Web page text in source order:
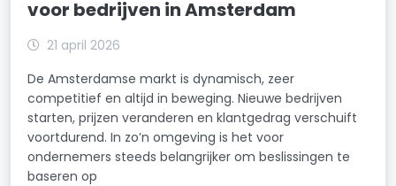
voor bedrijven in Amsterdam
21 april 2026
De Amsterdamse markt is dynamisch, zeer
competitief en altijd in beweging. Nieuwe bedrijven
starten, prijzen veranderen en klantgedrag verschuift
voortdurend. In zo’n omgeving is het voor
ondernemers steeds belangrijker om beslissingen te
baseren op